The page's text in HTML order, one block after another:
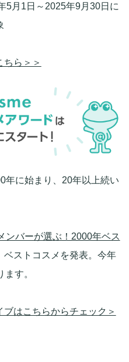
5月1日～2025年9月30日に
ちら＞＞
年に始まり、20年以上続い
ンバーが選ぶ！2000年ベス
ベストコスメを発表。今年
す。
はこちらからチェック＞